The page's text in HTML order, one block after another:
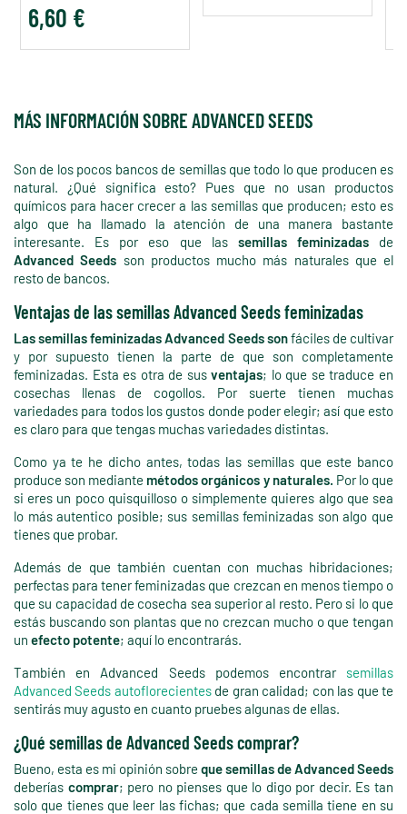
6,60 €
MÁS INFORMACIÓN SOBRE ADVANCED SEEDS
Son de los pocos bancos de semillas que todo lo que producen es
natural. ¿Qué significa esto? Pues que no usan productos
químicos para hacer crecer a las semillas que producen; esto es
algo que ha llamado la atención de una manera bastante
interesante. Es por eso que las semillas feminizadasde
Advanced Seeds son productos mucho más naturales que el
resto de bancos.
Ventajas de las semillas Advanced Seeds feminizadas
Las semillas feminizadas Advanced Seeds sonfáciles de cultivar
y por supuesto tienen la parte de que son completamente
feminizadas. Esta es otra de susventajas; lo que se traduce en
cosechas llenas de cogollos. Por suerte tienen muchas
variedades para todos los gustos donde poder elegir; así que esto
es claro para que tengas muchas variedades distintas.
Como ya te he dicho antes, todas las semillas que este banco
produce son mediante métodos orgánicos y naturales. Por lo que
si eres un poco quisquilloso o simplemente quieres algo que sea
lo más autentico posible; sus semillas feminizadas son algo que
tienes que probar.
Además de que también cuentan con muchas hibridaciones;
perfectas para tener feminizadas que crezcan en menos tiempo o
que su capacidad de cosecha sea superior al resto. Pero si lo que
estás buscando son plantas que no crezcan mucho o que tengan
un efecto potente; aquí lo encontrarás.
También en Advanced Seeds podemos encontrar semillas
Advanced Seeds autoflorecientesde gran calidad; con las que te
sentirás muy agusto en cuanto pruebes algunas de ellas.
¿Qué semillas de Advanced Seeds comprar?
Bueno, esta es mi opinión sobre que semillas de Advanced Seeds
deberías comprar; pero no pienses que lo digo por decir. Es tan
solo que tienes que leer las fichas; que cada semilla tiene en su